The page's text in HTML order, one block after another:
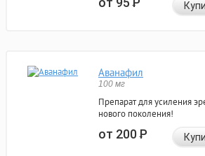
Аванафил
100 мг
Препарат для усиления
нового поколения!
от 200Р